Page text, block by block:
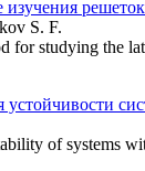
S. F.
for studying the
of systems